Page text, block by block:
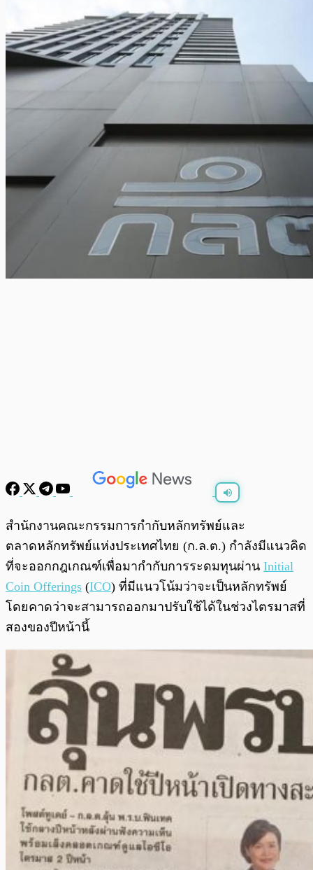
สำนักงานคณะกรรมการกำกับหลักทรัพย์และ
ตลาดหลักทรัพย์แห่งประเทศไทย (ก.ล.ต.) กำลังมีแนวคิด
ที่จะออกกฎเกณฑ์เพื่อมากำกับการระดมทุนผ่าน Initial
Coin Offerings (ICO) ที่มีแนวโน้มว่าจะเป็นหลักทรัพย์
โดยคาดว่าจะสามารถออกมาปรับใช้ได้ในช่วงไตรมาสที่
สองของปีหน้านี้